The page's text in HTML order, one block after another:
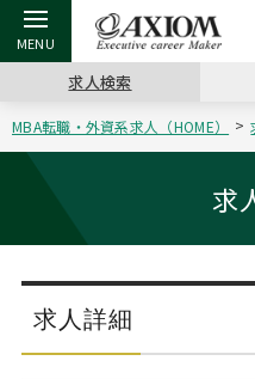
戻る
アクシアムの特長
サービス案内
コンサルタントの紹介
戻る
キャリア支援 TOP
キャリアデザイン講座
（最新求人市場動向）
ステージ別アドバイス
戻る
転職ツール TOP
英文レジュメの書き方
職務経歴書の書き方
戻る
転職コラム TOP
“展”職相談室
転職市場の明日をよめ
戻る
イベント・セミナー TOP
ジョブフェア
キャリアデザインセミナー
戻る
会社概要 TOP
沿革
主なクライアント
求人検索
MBA転職・外資系求人（HOME）
求
求人詳細